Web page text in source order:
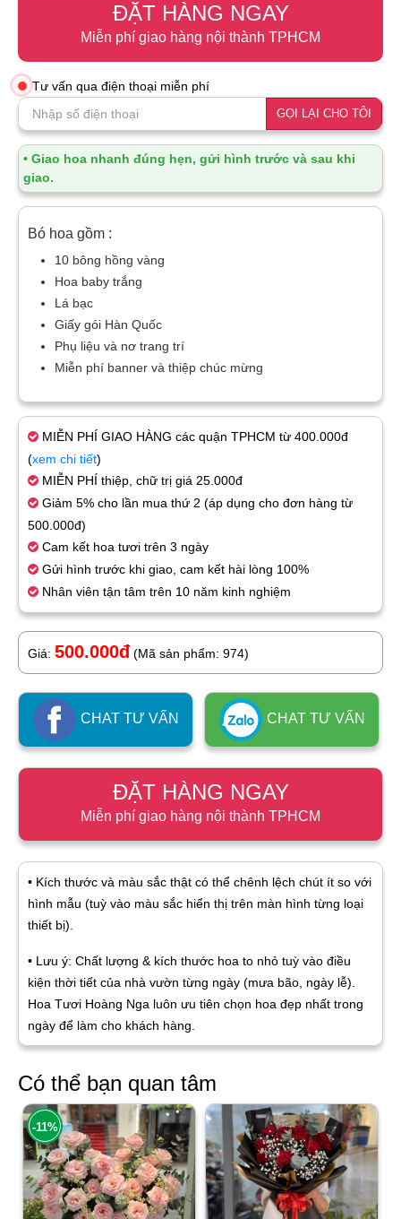
ĐẶT HÀNG NGAY
Miễn phí giao hàng nội thành TPHCM
Tư vấn qua điện thoại miễn phí
GỌI LẠI CHO TÔI
• Giao hoa nhanh đúng hẹn, gửi hình trước và sau khi
giao.
Bó hoa gồm :
10 bông hồng vàng
Hoa baby trắng
Lá bạc
Giấy gói Hàn Quốc
Phụ liệu và nơ trang trí
Miễn phí banner và thiệp chúc mừng
MIỄN PHÍ GIAO HÀNG các quận TPHCM từ 400.000đ
(xem chi tiết)
MIỄN PHÍ thiệp, chữ trị giá 25.000đ
Giảm 5% cho lần mua thứ 2 (áp dụng cho đơn hàng từ
500.000đ)
Cam kết hoa tươi trên 3 ngày
Gửi hình trước khi giao, cam kết hài lòng 100%
Nhân viên tận tâm trên 10 năm kinh nghiệm
Giá: 500.000đ (Mã sản phẩm: 974)
CHAT TƯ VẤN CHAT TƯ VẤN
ĐẶT HÀNG NGAY
Miễn phí giao hàng nội thành TPHCM
• Kích thước và màu sắc thật có thể chênh lệch chút ít so với
hình mẫu (tuỳ vào màu sắc hiển thị trên màn hình từng loại
thiết bị).
• Lưu ý: Chất lượng & kích thước hoa to nhỏ tuỳ vào điều
kiện thời tiết của nhà vườn từng ngày (mưa bão, ngày lễ).
Hoa Tươi Hoàng Nga luôn ưu tiên chọn hoa đẹp nhất trong
ngày để làm cho khách hàng.
Có thể bạn quan tâm
-11%